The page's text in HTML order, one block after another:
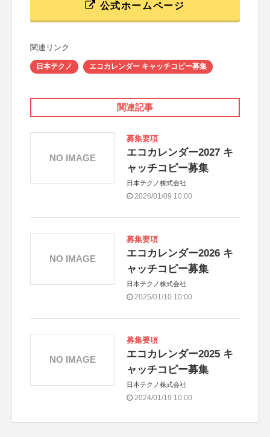
公式ホームページ
関連リンク
日本テクノ エコカレンダー キャッチコピー募集
関連記事
募集要項
エコカレンダー2027 キ
ャッチコピー募集
日本テクノ株式会社
2026/01/09 10:00
NO IMAGE
募集要項
エコカレンダー2026 キ
ャッチコピー募集
日本テクノ株式会社
2025/01/10 10:00
NO IMAGE
募集要項
エコカレンダー2025 キ
ャッチコピー募集
日本テクノ株式会社
2024/01/19 10:00
NO IMAGE